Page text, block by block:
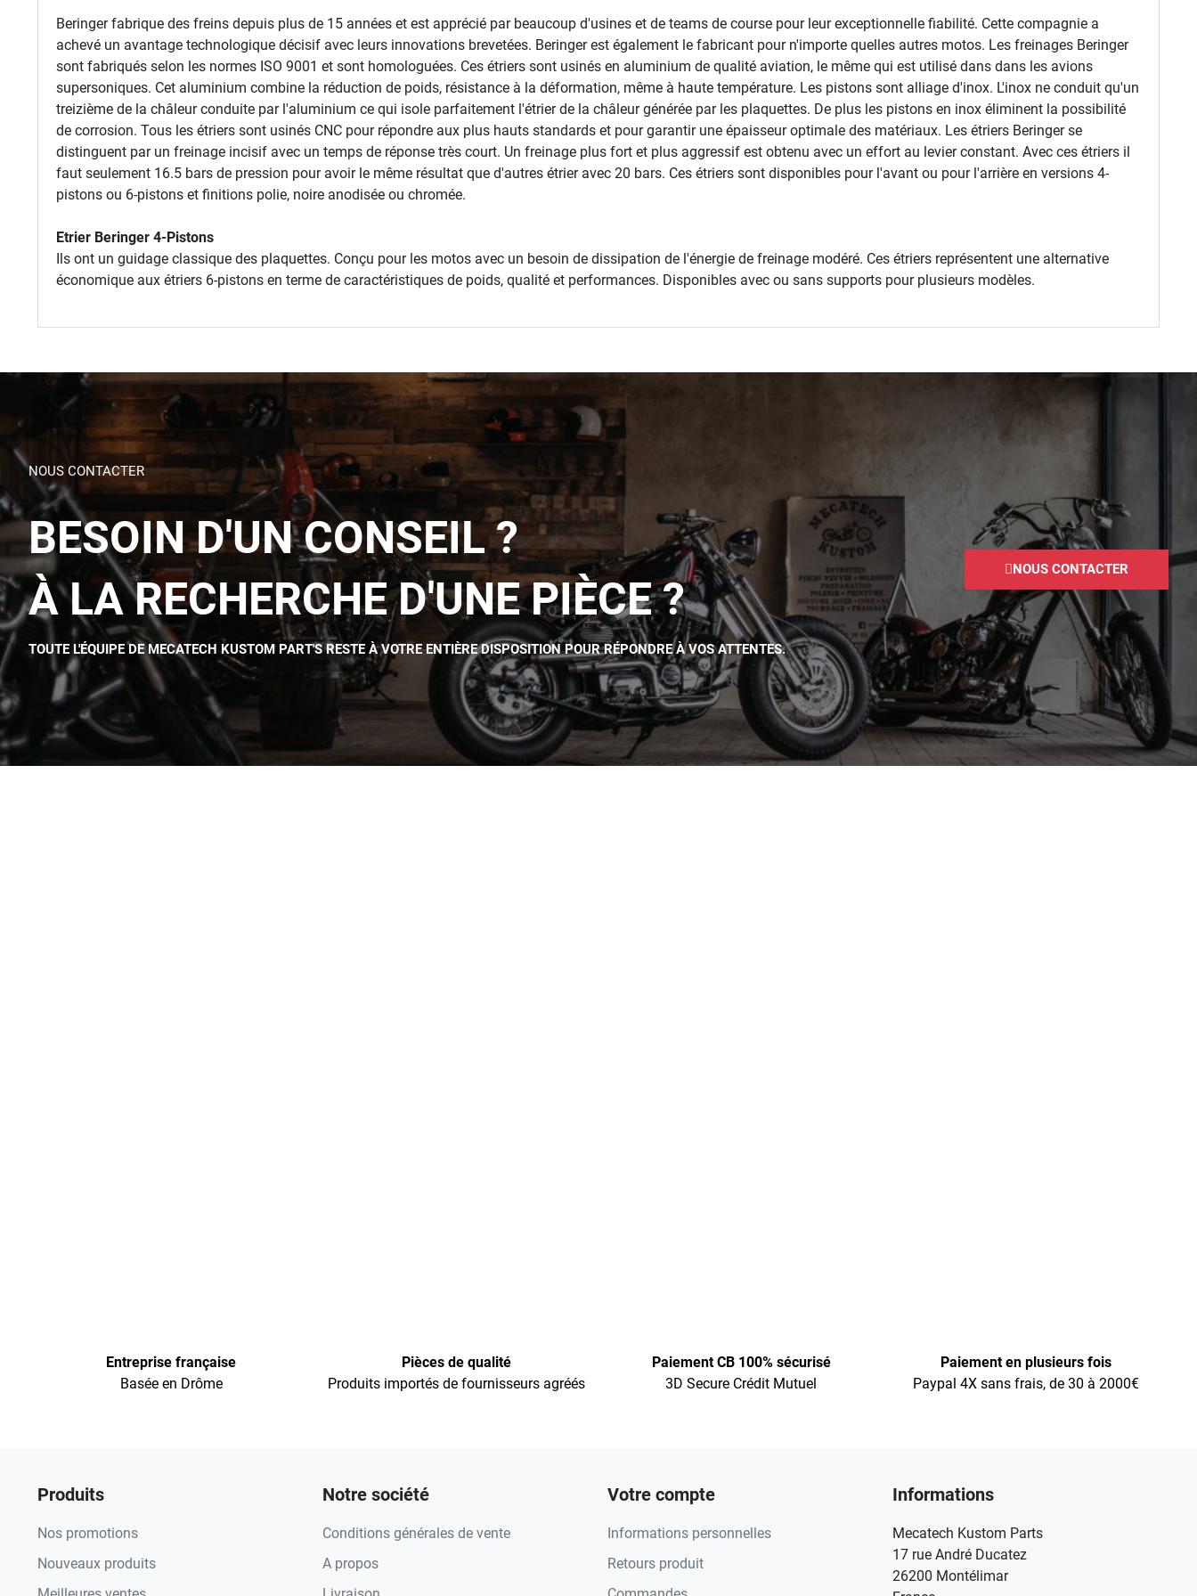
Beringer fabrique des freins depuis plus de 15 années et est apprécié par beaucoup d'usines et de teams de course pour leur exceptionnelle fiabilité. Cette compagnie a
achevé un avantage technologique décisif avec leurs innovations brevetées. Beringer est également le fabricant pour n'importe quelles autres motos. Les freinages Beringer
sont fabriqués selon les normes ISO 9001 et sont homologuées. Ces étriers sont usinés en aluminium de qualité aviation, le même qui est utilisé dans dans les avions
supersoniques. Cet aluminium combine la réduction de poids, résistance à la déformation, même à haute température. Les pistons sont alliage d'inox. L'inox ne conduit qu'un
treizième de la châleur conduite par l'aluminium ce qui isole parfaitement l'étrier de la châleur générée par les plaquettes. De plus les pistons en inox éliminent la possibilité
de corrosion. Tous les étriers sont usinés CNC pour répondre aux plus hauts standards et pour garantir une épaisseur optimale des matériaux. Les étriers Beringer se
distinguent par un freinage incisif avec un temps de réponse très court. Un freinage plus fort et plus aggressif est obtenu avec un effort au levier constant. Avec ces étriers il
faut seulement 16.5 bars de pression pour avoir le même résultat que d'autres étrier avec 20 bars. Ces étriers sont disponibles pour l'avant ou pour l'arrière en versions 4-
pistons ou 6-pistons et finitions polie, noire anodisée ou chromée.
Etrier Beringer 4-Pistons
Ils ont un guidage classique des plaquettes. Conçu pour les motos avec un besoin de dissipation de l'énergie de freinage modéré. Ces étriers représentent une alternative
économique aux étriers 6-pistons en terme de caractéristiques de poids, qualité et performances. Disponibles avec ou sans supports pour plusieurs modèles.
NOUS CONTACTER
BESOIN D'UN CONSEIL ?
À LA RECHERCHE D'UNE PIÈCE ?
TOUTE L'ÉQUIPE DE MECATECH KUSTOM PART'S RESTE À VOTRE ENTIÈRE DISPOSITION POUR RÉPONDRE À VOS ATTENTES.
NOUS CONTACTER
Entreprise française
Basée en Drôme
Pièces de qualité
Produits importés de fournisseurs agréés
Paiement CB 100% sécurisé
3D Secure Crédit Mutuel
Paiement en plusieurs fois
Paypal 4X sans frais, de 30 à 2000€
Produits
Nos promotions
Nouveaux produits
Notre société
Conditions générales de vente
A propos
Votre compte
Informations personnelles
Retours produit
Informations
Mecatech Kustom Parts
17 rue André Ducatez
26200 Montélimar